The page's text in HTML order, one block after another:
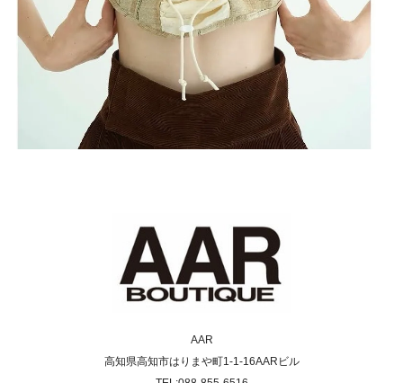
AAR
高知県高知市はりまや町1-1-16AARビル